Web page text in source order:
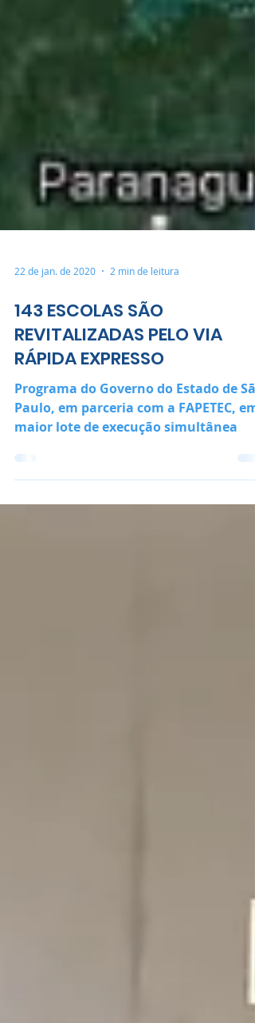
22 de jan. de 2020 2 min de leitura
143 ESCOLAS SÃO
REVITALIZADAS PELO VIA
RÁPIDA EXPRESSO
Programa do Governo do Estado de São
maior lote de execução simultânea